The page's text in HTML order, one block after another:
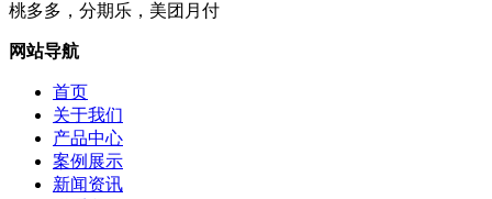
桃多多，分期乐，美团月付
网站导航
首页
关于我们
产品中心
案例展示
新闻资讯